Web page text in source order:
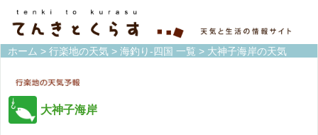
ホーム > 行楽地の天気 > 海釣り-四国 一覧 > 大神子海岸の天気
大神子海岸